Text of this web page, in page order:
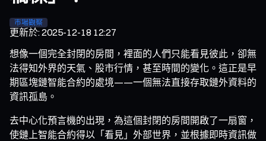
市場觀察
更新於:2025-12-18 12:27
想像一個完全封閉的房間，裡面的人們只能看見彼此，卻無
法得知外界的天氣、股市行情，甚至時間的變化。這正是早
期區塊鏈智能合約的處境——一個無法直接存取鏈外資料的
資訊孤島。
去中心化預言機的出現，為這個封閉的房間開啟了一扇窗，
使鏈上智能合約得以「看見」外部世界，並根據即時資訊做